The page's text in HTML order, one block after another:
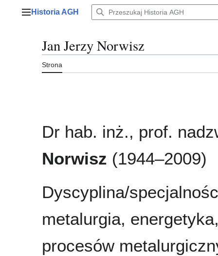
Menu główne
Historia AGH
Jan Jerzy Norwisz
Strona
Dr hab. inż., prof.
Norwisz (1944–2009)
Dyscyplina/
metalurgia,
procesów